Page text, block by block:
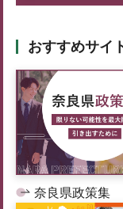
おすすめサイ
奈良県政策集